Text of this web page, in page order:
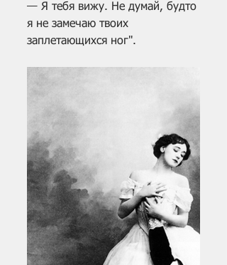
— Я тебя вижу. Не думай, будто
я не замечаю твоих
заплетающихся ног".